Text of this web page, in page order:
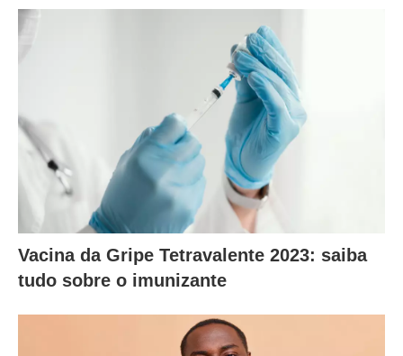
Vacina da Gripe Tetravalente 2023: saiba
tudo sobre o imunizante